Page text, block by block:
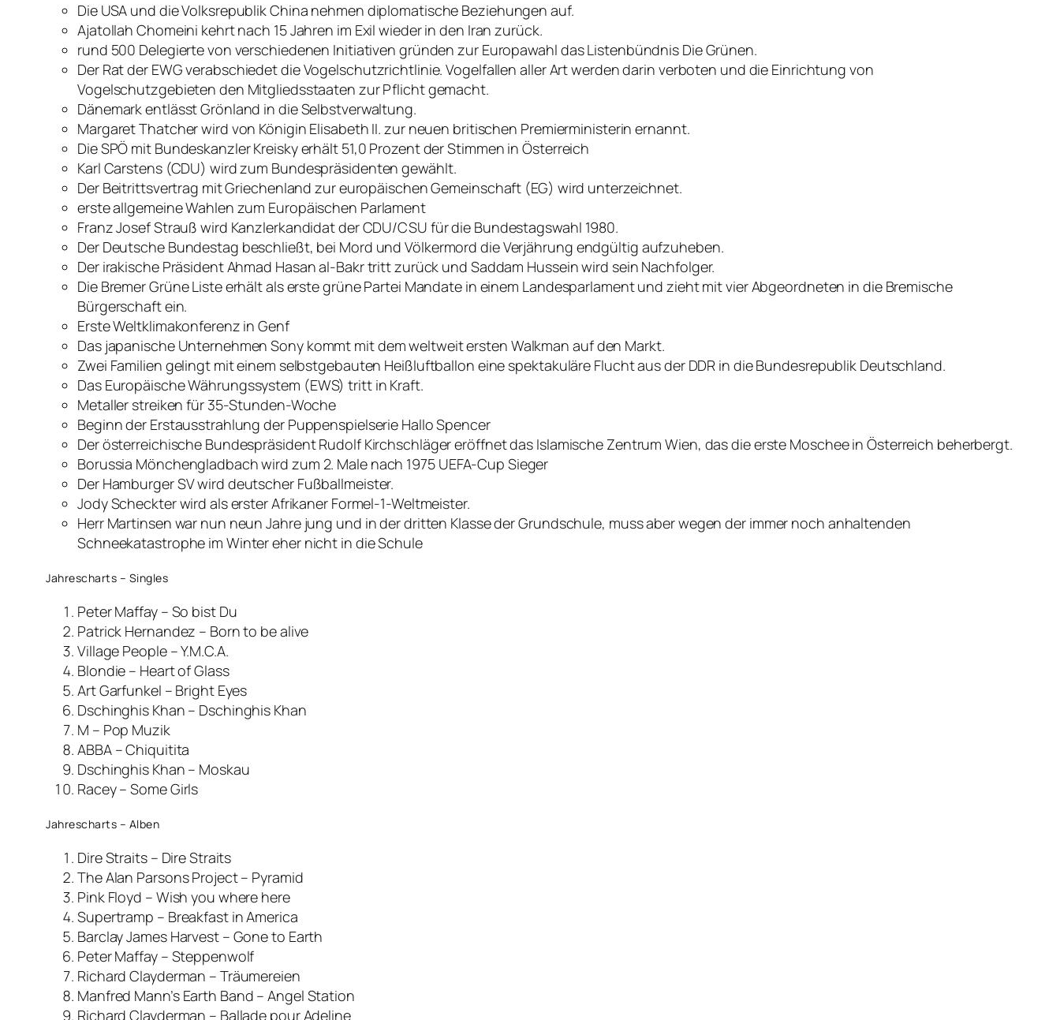
Die USA und die Volksrepublik China nehmen diplomatische Beziehungen auf.
Ajatollah Chomeini kehrt nach 15 Jahren im Exil wieder in den Iran zurück.
rund 500 Delegierte von verschiedenen Initiativen gründen zur Europawahl das Listenbündnis Die Grünen.
Der Rat der EWG verabschiedet die Vogelschutzrichtlinie. Vogelfallen aller Art werden darin verboten und die Einrichtung von
Vogelschutzgebieten den Mitgliedsstaaten zur Pflicht gemacht.
Dänemark entlässt Grönland in die Selbstverwaltung.
Margaret Thatcher wird von Königin Elisabeth II. zur neuen britischen Premierministerin ernannt.
Die SPÖ mit Bundeskanzler Kreisky erhält 51,0 Prozent der Stimmen in Österreich
Karl Carstens (CDU) wird zum Bundespräsidenten gewählt.
Der Beitrittsvertrag mit Griechenland zur europäischen Gemeinschaft (EG) wird unterzeichnet.
erste allgemeine Wahlen zum Europäischen Parlament
Franz Josef Strauß wird Kanzlerkandidat der CDU/CSU für die Bundestagswahl 1980.
Der Deutsche Bundestag beschließt, bei Mord und Völkermord die Verjährung endgültig aufzuheben.
Der irakische Präsident Ahmad Hasan al-Bakr tritt zurück und Saddam Hussein wird sein Nachfolger.
Die Bremer Grüne Liste erhält als erste grüne Partei Mandate in einem Landesparlament und zieht mit vier Abgeordneten in die Bremische
Bürgerschaft ein.
Erste Weltklimakonferenz in Genf
Das japanische Unternehmen Sony kommt mit dem weltweit ersten Walkman auf den Markt.
Zwei Familien gelingt mit einem selbstgebauten Heißluftballon eine spektakuläre Flucht aus der DDR in die Bundesrepublik Deutschland.
Das Europäische Währungssystem (EWS) tritt in Kraft.
Metaller streiken für 35-Stunden-Woche
Beginn der Erstausstrahlung der Puppenspielserie Hallo Spencer
Der österreichische Bundespräsident Rudolf Kirchschläger eröffnet das Islamische Zentrum Wien, das die erste Moschee in Österreich beherbergt.
Borussia Mönchengladbach wird zum 2. Male nach 1975 UEFA-Cup Sieger
Der Hamburger SV wird deutscher Fußballmeister.
Jody Scheckter wird als erster Afrikaner Formel-1-Weltmeister.
Herr Martinsen war nun neun Jahre jung und in der dritten Klasse der Grundschule, muss aber wegen der immer noch anhaltenden
Schneekatastrophe im Winter eher nicht in die Schule
Jahrescharts – Singles
Peter Maffay – So bist Du
Patrick Hernandez – Born to be alive
Village People – Y.M.C.A.
Blondie – Heart of Glass
Art Garfunkel – Bright Eyes
Dschinghis Khan – Dschinghis Khan
M – Pop Muzik
ABBA – Chiquitita
Dschinghis Khan – Moskau
Racey – Some Girls
Jahrescharts – Alben
Dire Straits – Dire Straits
The Alan Parsons Project – Pyramid
Pink Floyd – Wish you where here
Supertramp – Breakfast in America
Barclay James Harvest – Gone to Earth
Peter Maffay – Steppenwolf
Richard Clayderman – Träumereien
Manfred Mann’s Earth Band – Angel Station
Richard Clayderman – Ballade pour Adeline